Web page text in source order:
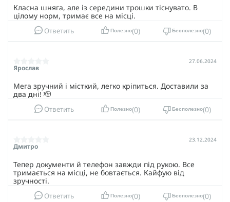
Класна шняга, але із середини трошки тіснувато. В
цілому норм, тримає все на місці.
Ответить Полезно 0 Бесполезно 0
Ярослав
27.06.2024
Мега зручний і місткий, легко кріпиться. Доставили за
два дні! 🫡
Ответить Полезно 0 Бесполезно 0
Дмитро
23.12.2024
Тепер документи й телефон завжди під рукою. Все
тримається на місці, не бовтається. Кайфую від
зручності.
Ответить Полезно 0 Бесполезно 0